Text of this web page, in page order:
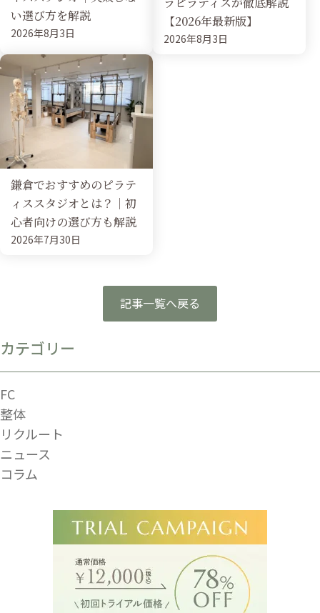
い選び方を解説
2026年8月3日
【2026年最新版】
2026年8月3日
鎌倉でおすすめのピラテ
ィススタジオとは？｜初
心者向けの選び方も解説
2026年7月30日
記事一覧へ戻る
カテゴリー
FC
整体
リクルート
ニュース
コラム